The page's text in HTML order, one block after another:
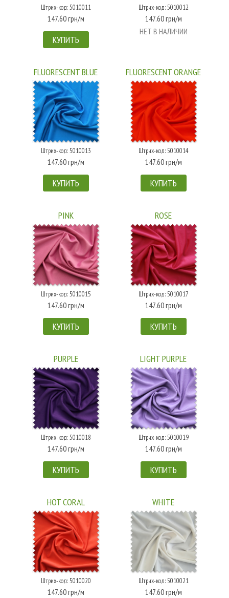
Штрих-код: 5010011
147.60 грн/м
КУПИТЬ
Штрих-код: 5010012
147.60 грн/м
НЕТ В НАЛИЧИИ
FLUORESCENT BLUE
Штрих-код: 5010013
147.60 грн/м
КУПИТЬ
FLUORESCENT ORANGE
Штрих-код: 5010014
147.60 грн/м
КУПИТЬ
PINK
Штрих-код: 5010015
147.60 грн/м
КУПИТЬ
ROSE
Штрих-код: 5010017
147.60 грн/м
КУПИТЬ
PURPLE
Штрих-код: 5010018
147.60 грн/м
КУПИТЬ
LIGHT PURPLE
Штрих-код: 5010019
147.60 грн/м
КУПИТЬ
HOT CORAL
Штрих-код: 5010020
147.60 грн/м
WHITE
Штрих-код: 5010021
147.60 грн/м